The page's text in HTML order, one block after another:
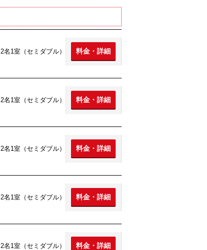
2名1室（セミダブル）
料金・詳細
2名1室（セミダブル）
料金・詳細
2名1室（セミダブル）
料金・詳細
2名1室（セミダブル）
料金・詳細
2名1室（セミダブル）
料金・詳細